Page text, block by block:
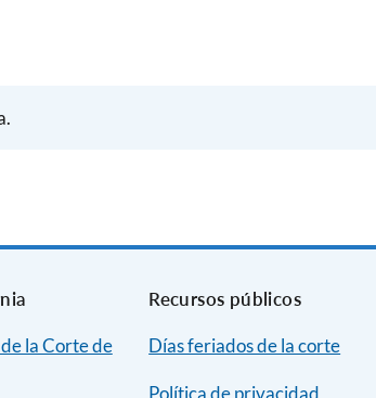
la Corte de
Recursos públicos
Días feriados de la corte
Política de privacidad